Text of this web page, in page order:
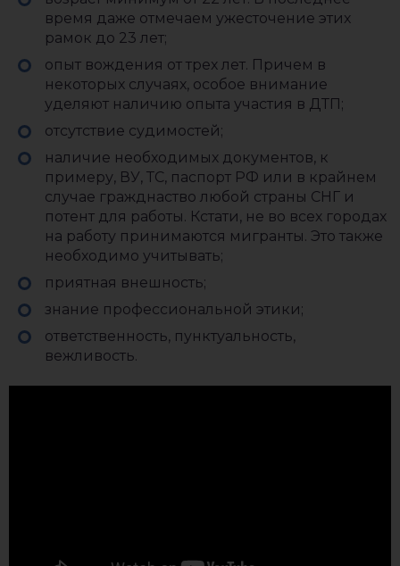
время даже отмечаем ужесточение этих
рамок до 23 лет;
опыт вождения от трех лет. Причем в
некоторых случаях, особое внимание
уделяют наличию опыта участия в ДТП;
отсутствие судимостей;
наличие необходимых документов, к
примеру, ВУ, ТС, паспорт РФ или в крайнем
случае гражднаство любой страны СНГ и
потент для работы. Кстати, не во всех городах
на работу принимаются мигранты. Это также
необходимо учитывать;
приятная внешность;
знание профессиональной этики;
ответственность, пунктуальность,
вежливость.